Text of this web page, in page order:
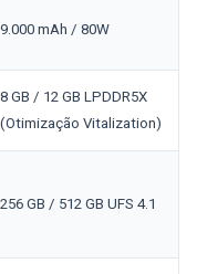
9.000 mAh / 80W
8 GB / 12 GB LPDDR5X
(Otimização Vitalization)
256 GB / 512 GB UFS 4.1